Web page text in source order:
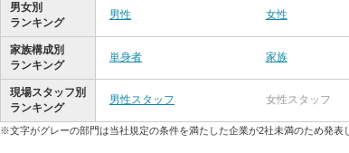
男女別
ランキング
男性 女性
家族構成別
ランキング
単身者 家族
現場スタッフ別
ランキング
男性スタッフ 女性スタッフ
※文字がグレーの部門は当社規定の条件を満たした企業が2社未満のため発表